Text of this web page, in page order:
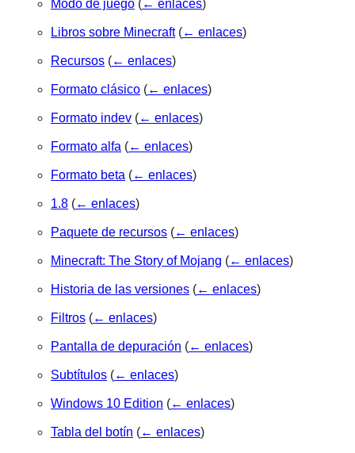
Modo de juego (← enlaces)
Libros sobre Minecraft (← enlaces)
Recursos (← enlaces)
Formato clásico (← enlaces)
Formato indev (← enlaces)
Formato alfa (← enlaces)
Formato beta (← enlaces)
1.8 (← enlaces)
Paquete de recursos (← enlaces)
Minecraft: The Story of Mojang (← enlaces)
Historia de las versiones (← enlaces)
Filtros (← enlaces)
Pantalla de depuración (← enlaces)
Subtítulos (← enlaces)
Windows 10 Edition (← enlaces)
Tabla del botín (← enlaces)